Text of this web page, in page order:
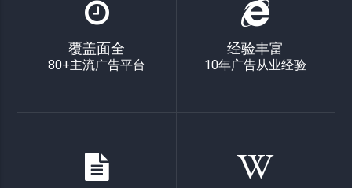
覆盖面全
80+主流广告平台
经验丰富
10年广告从业经验